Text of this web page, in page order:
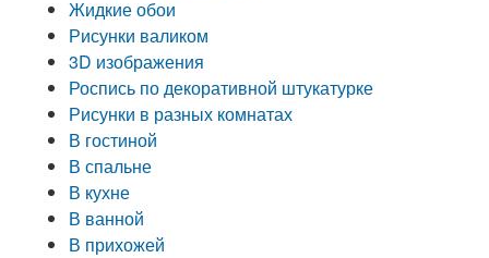
Жидкие обои
Рисунки валиком
3D изображения
Роспись по декоративной штукатурке
Рисунки в разных комнатах
В гостиной
В спальне
В кухне
В ванной
В прихожей